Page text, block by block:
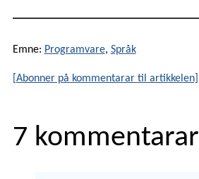
Emne: Programvare, Språk
[Abonner på kommentarar til artikkelen]
7 kommentarar